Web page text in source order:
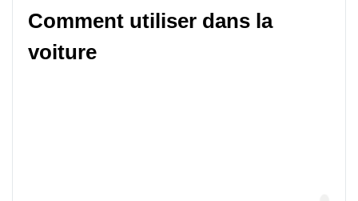
Comment utiliser dans la
voiture